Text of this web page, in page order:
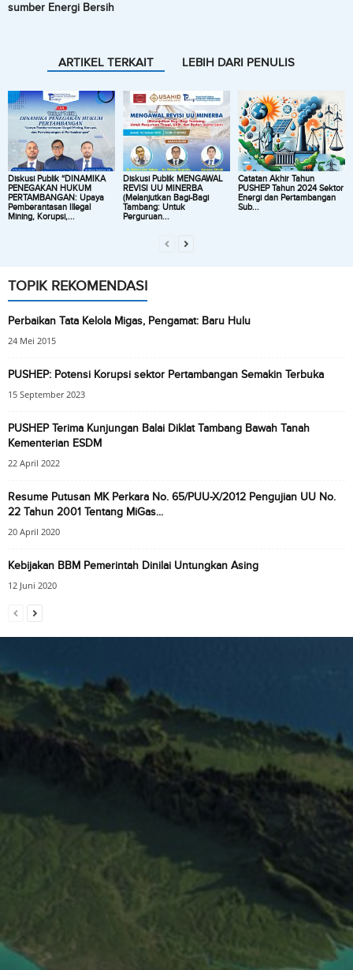
sumber Energi Bersih
ARTIKEL TERKAIT LEBIH DARI PENULIS
Diskusi Publik “DINAMIKA
PENEGAKAN HUKUM
PERTAMBANGAN: Upaya
Pemberantasan Illegal
Mining, Korupsi,...
Diskusi Publik MENGAWAL
REVISI UU MINERBA
(Melanjutkan Bagi-Bagi
Tambang: Untuk
Perguruan...
Catatan Akhir Tahun
PUSHEP Tahun 2024 Sektor
Energi dan Pertambangan
Sub...
TOPIK REKOMENDASI
Perbaikan Tata Kelola Migas, Pengamat: Baru Hulu
24 Mei 2015
PUSHEP: Potensi Korupsi sektor Pertambangan Semakin Terbuka
15 September 2023
PUSHEP Terima Kunjungan Balai Diklat Tambang Bawah Tanah
Kementerian ESDM
22 April 2022
Resume Putusan MK Perkara No. 65/PUU-X/2012 Pengujian UU No.
22 Tahun 2001 Tentang MiGas...
20 April 2020
Kebijakan BBM Pemerintah Dinilai Untungkan Asing
12 Juni 2020